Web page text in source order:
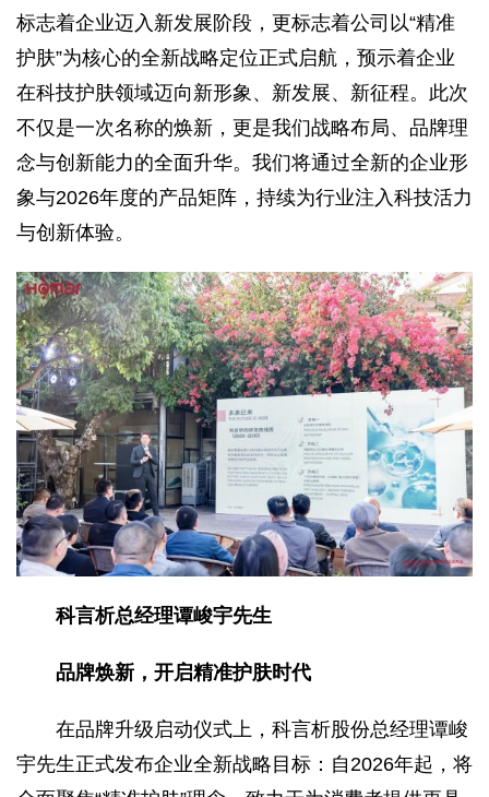
标志着企业迈入新发展阶段，更标志着公司以“精准
护肤”为核心的全新战略定位正式启航，预示着企业
在科技护肤领域迈向新形象、新发展、新征程。此次
不仅是一次名称的焕新，更是我们战略布局、品牌理
念与创新能力的全面升华。我们将通过全新的企业形
象与2026年度的产品矩阵，持续为行业注入科技活力
与创新体验。
科言析总经理谭峻宇先生
品牌焕新，开启精准护肤时代
在品牌升级启动仪式上，科言析股份总经理谭峻
宇先生正式发布企业全新战略目标：自2026年起，将